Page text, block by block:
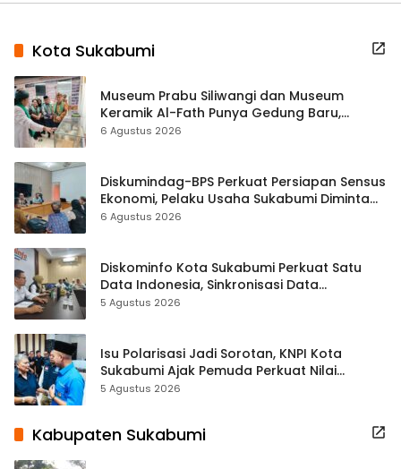
Kota Sukabumi
Museum Prabu Siliwangi dan Museum
Keramik Al-Fath Punya Gedung Baru,
Hampir 500 Koleksi Dipisahkan
6 Agustus 2026
Diskumindag-BPS Perkuat Persiapan Sensus
Ekonomi, Pelaku Usaha Sukabumi Diminta
Terbuka Beri Data
6 Agustus 2026
Diskominfo Kota Sukabumi Perkuat Satu
Data Indonesia, Sinkronisasi Data
Kewilayahan Dikebut
5 Agustus 2026
Isu Polarisasi Jadi Sorotan, KNPI Kota
Sukabumi Ajak Pemuda Perkuat Nilai
Kebangsaan
5 Agustus 2026
Kabupaten Sukabumi